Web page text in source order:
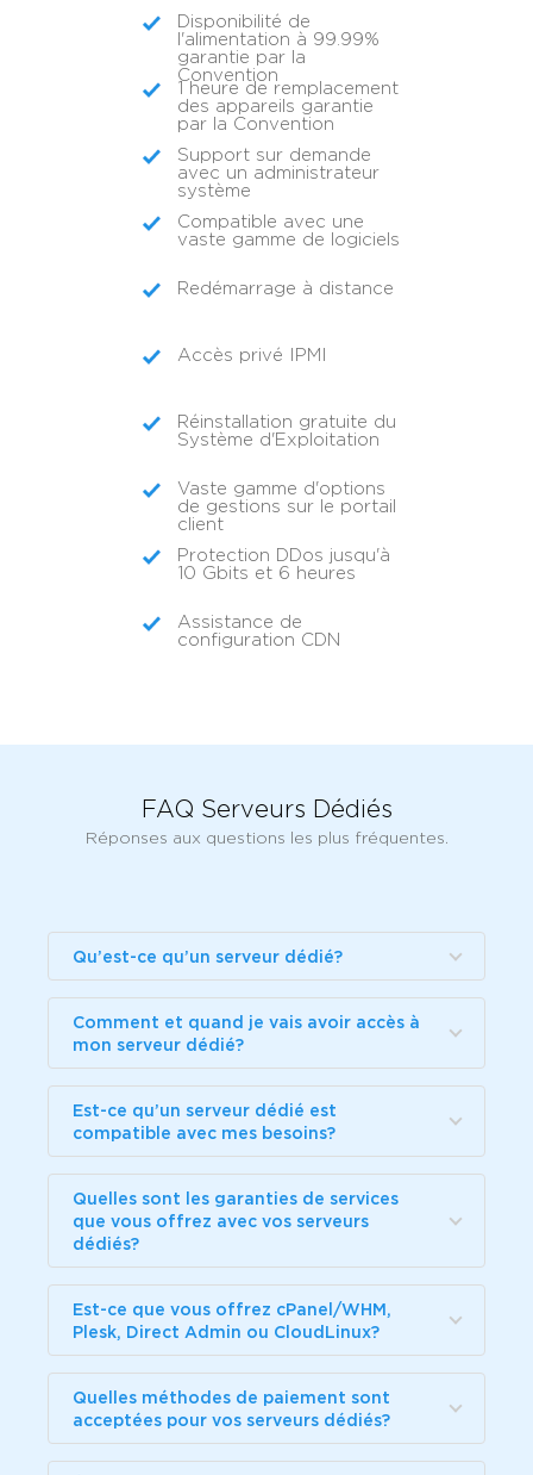
Disponibilité de
l'alimentation à 99.99%
garantie par la
Convention
1 heure de remplacement
des appareils garantie
par la Convention
Support sur demande
avec un administrateur
système
Compatible avec une
vaste gamme de logiciels
Redémarrage à distance
Accès privé IPMI
Réinstallation gratuite du
Système d'Exploitation
Vaste gamme d'options
de gestions sur le portail
client
Protection DDos jusqu'à
10 Gbits et 6 heures
Assistance de
configuration CDN
FAQ Serveurs Dédiés
Réponses aux questions les plus fréquentes.
Qu’est-ce qu’un serveur dédié?
Comment et quand je vais avoir accès à
mon serveur dédié?
Est-ce qu’un serveur dédié est
compatible avec mes besoins?
Quelles sont les garanties de services
que vous offrez avec vos serveurs
dédiés?
Est-ce que vous offrez cPanel/WHM,
Plesk, Direct Admin ou CloudLinux?
Quelles méthodes de paiement sont
acceptées pour vos serveurs dédiés?